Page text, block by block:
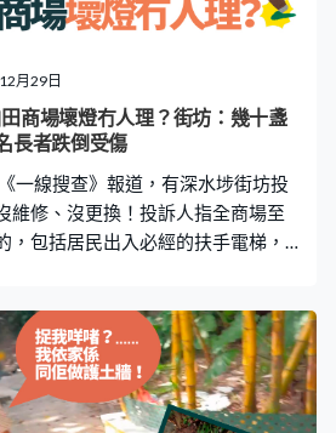
遇到大量雜物阻擋，無法再往下
後樓梯發現內有一女子 大廈法團日
梯，由於鐵閘上鎖，工人只好用電
閘。其時上次清理後巷時，自稱代
當工人打開鐵閘後，
月29日
商場壞燈冇人理？街坊：幾十盞
長者跌倒受傷
一線搜查》報道，有深水埗街坊投
維修、沒更換！投訴人指全商場至
，包括居民出入必經的扶手電梯，
前目擊長者跌倒 深水埗白田商場
重建，去年完工啟用，由原本3層
一個購物好去處而開心，但隨著商
掉，現時晚上出入路過都要小心。